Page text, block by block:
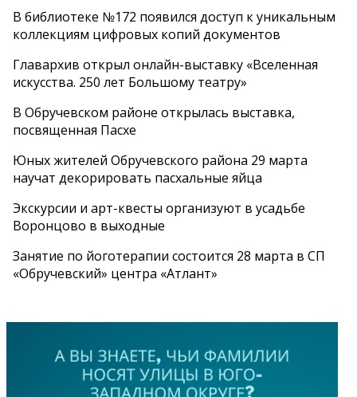
В библиотеке №172 появился доступ к уникальным
коллекциям цифровых копий документов
Главархив открыл онлайн-выставку «Вселенная
искусства. 250 лет Большому театру»
В Обручевском районе открылась выставка,
посвященная Пасхе
Юных жителей Обручевского района 29 марта
научат декорировать пасхальные яйца
Экскурсии и арт-квесты организуют в усадьбе
Воронцово в выходные
Занятие по йоготерапии состоится 28 марта в СП
«Обручевский» центра «Атлант»